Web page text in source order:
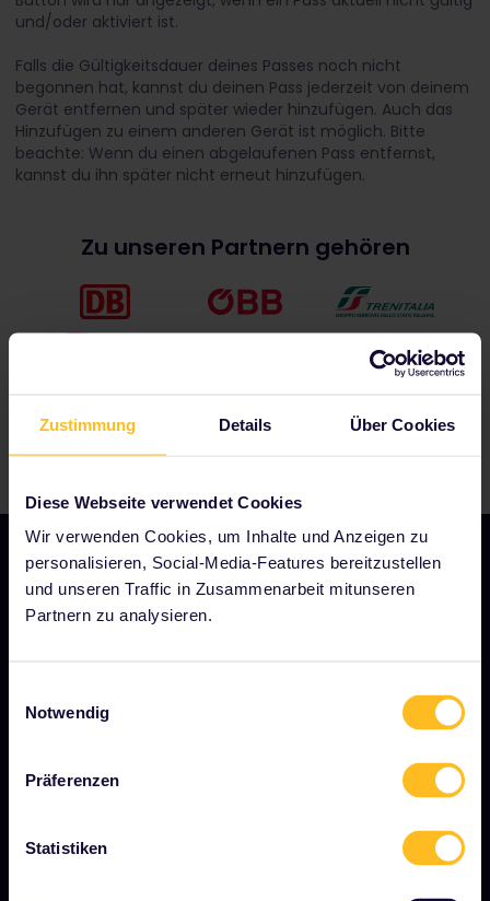
Zustimmung Details Über Cookies
Diese Webseite verwendet Cookies
Wir verwenden Cookies, um Inhalte und Anzeigen zu
personalisieren, Social-Media-Features bereitzustellen
und unseren Traffic in Zusammenarbeit mitunseren
Partnern zu analysieren.
Notwendig
Präferenzen
Statistiken
und/oder aktiviert ist.
Falls die Gültigkeitsdauer deines Passes noch nicht
begonnen hat, kannst du deinen Pass jederzeit von deinem
Gerät entfernen und später wieder hinzufügen. Auch das
Hinzufügen zu einem anderen Gerät ist möglich. Bitte
beachte: Wenn du einen abgelaufenen Pass entfernst,
kannst du ihn später nicht erneut hinzufügen.
Zu unseren Partnern gehören
UNSER UNTERNEHMEN
Stellenangebote
Unser Partner werden
Interrail-Folgenbericht